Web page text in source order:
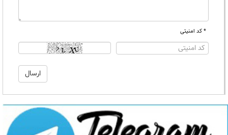
* کد امنیتی